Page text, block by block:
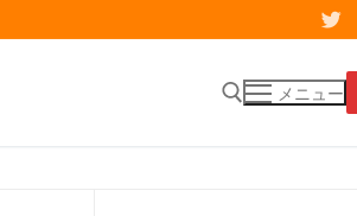
メニュー